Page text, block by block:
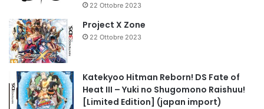
22 Ottobre 2023
Project X Zone
22 Ottobre 2023
Katekyoo Hitman Reborn! DS Fate of
Heat III – Yuki no Shugomono Raishuu!
[Limited Edition] (japan import)